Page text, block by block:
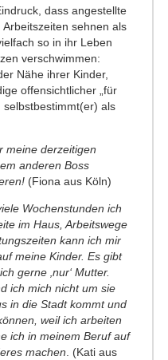
dass angestellte
sehnen als
so in ihr Leben
verschwimmen:
Nähe ihrer Kinder,
offensichtlicher „für
selbstbestimmt(er) als
meine derzeitigen
anderen Boss
(Fiona aus Köln)
Wochenstunden ich
im Haus, Arbeitswege
kann ich mir
meine Kinder. Es gibt
gerne ‚nur‘ Mutter.
ich mich nicht um sie
in die Stadt kommt und
weil ich arbeiten
ich in meinem Beruf auf
machen . (Kati aus